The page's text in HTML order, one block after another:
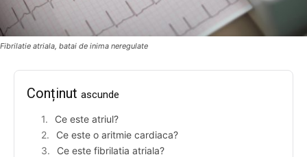
Fibrilatie atriala, batai de inima neregulate
Conținut ascunde
Ce este atriul?
Ce este o aritmie cardiaca?
Ce este fibrilatia atriala?